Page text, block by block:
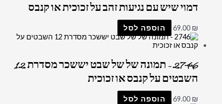
דמוי שיש עם נגיעות זהב על זכוכית או קנבס
69.00 ₪ הוספה לסל
2746 – תמונה של של שבט יששכר מסדרת 12
השבטים על קנבס או זכוכית
69.00 ₪ הוספה לסל